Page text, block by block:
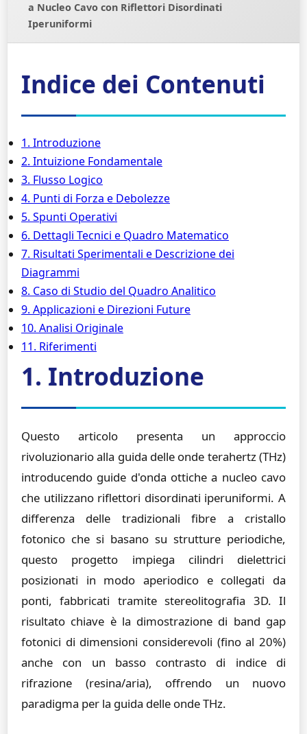
a Nucleo Cavo con Riflettori Disordinati
Iperuniformi
Indice dei Contenuti
1. Introduzione
2. Intuizione Fondamentale
3. Flusso Logico
4. Punti di Forza e Debolezze
5. Spunti Operativi
6. Dettagli Tecnici e Quadro Matematico
7. Risultati Sperimentali e Descrizione dei
Diagrammi
8. Caso di Studio del Quadro Analitico
9. Applicazioni e Direzioni Future
10. Analisi Originale
11. Riferimenti
1. Introduzione
Questo articolo presenta un approccio
rivoluzionario alla guida delle onde terahertz (THz)
introducendo guide d'onda ottiche a nucleo cavo
che utilizzano riflettori disordinati iperuniformi. A
differenza delle tradizionali fibre a cristallo
fotonico che si basano su strutture periodiche,
questo progetto impiega cilindri dielettrici
posizionati in modo aperiodico e collegati da
ponti, fabbricati tramite stereolitografia 3D. Il
risultato chiave è la dimostrazione di band gap
fotonici di dimensioni considerevoli (fino al 20%)
anche con un basso contrasto di indice di
rifrazione (resina/aria), offrendo un nuovo
paradigma per la guida delle onde THz.